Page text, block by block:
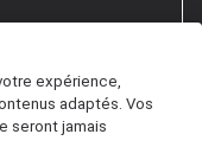
expérience,
adaptés. Vos
seront jamais